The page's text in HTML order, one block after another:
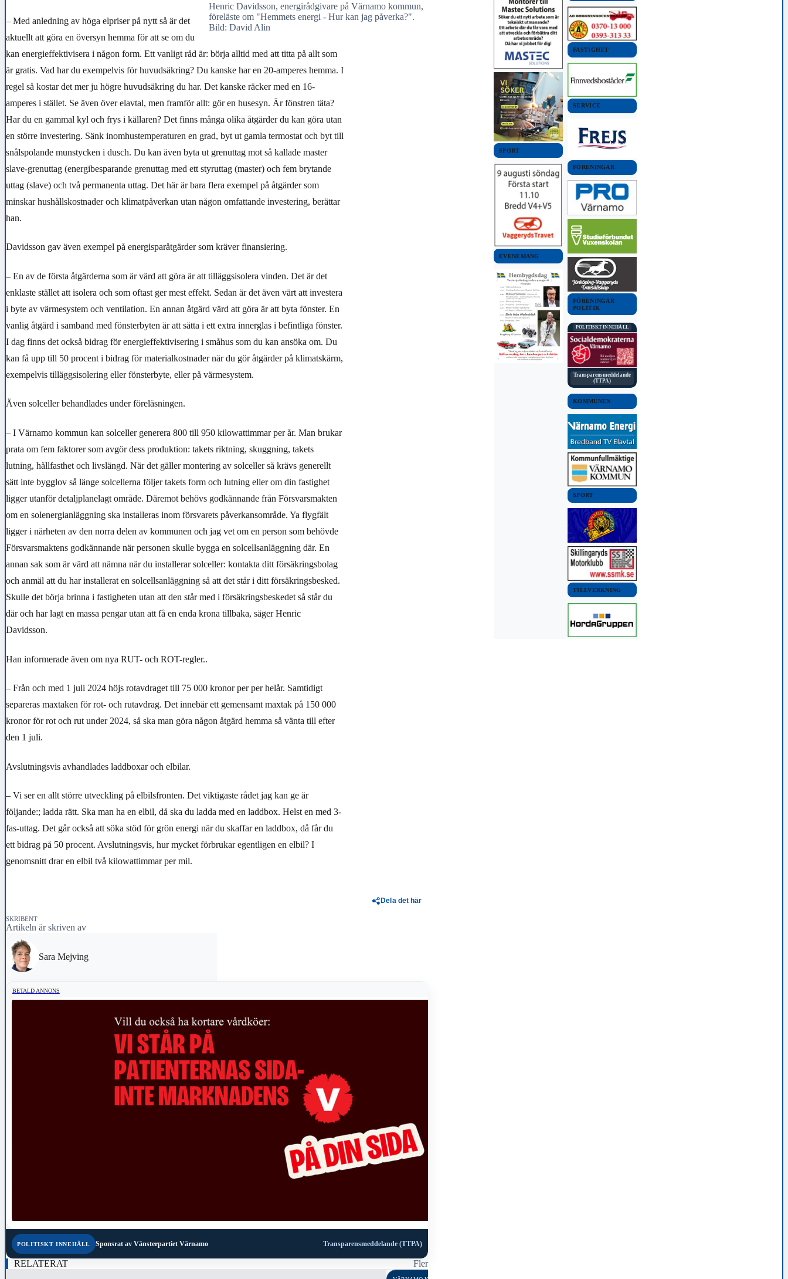
Henric Davidsson, energirådgivare på Värnamo kommun,
föreläste om "Hemmets energi - Hur kan jag påverka?".
Bild: David Alin
– Med anledning av höga elpriser på nytt så är det
aktuellt att göra en översyn hemma för att se om du
kan energieffektivisera i någon form. Ett vanligt råd är: börja alltid med att titta på allt som
är gratis. Vad har du exempelvis för huvudsäkring? Du kanske har en 20-amperes hemma. I
regel så kostar det mer ju högre huvudsäkring du har. Det kanske räcker med en 16-
amperes i stället. Se även över elavtal, men framför allt: gör en husesyn. Är fönstren täta?
Har du en gammal kyl och frys i källaren? Det finns många olika åtgärder du kan göra utan
en större investering. Sänk inomhustemperaturen en grad, byt ut gamla termostat och byt till
snålspolande munstycken i dusch. Du kan även byta ut grenuttag mot så kallade master
slave-grenuttag (energibesparande grenuttag med ett styruttag (master) och fem brytande
uttag (slave) och två permanenta uttag. Det här är bara flera exempel på åtgärder som
minskar hushållskostnader och klimatpåverkan utan någon omfattande investering, berättar
han.
Davidsson gav även exempel på energisparåtgärder som kräver finansiering.
– En av de första åtgärderna som är värd att göra är att tilläggsisolera vinden. Det är det
enklaste stället att isolera och som oftast ger mest effekt. Sedan är det även värt att investera
i byte av värmesystem och ventilation. En annan åtgärd värd att göra är att byta fönster. En
vanlig åtgärd i samband med fönsterbyten är att sätta i ett extra innerglas i befintliga fönster.
I dag finns det också bidrag för energieffektivisering i småhus som du kan ansöka om. Du
kan få upp till 50 procent i bidrag för materialkostnader när du gör åtgärder på klimatskärm,
exempelvis tilläggsisolering eller fönsterbyte, eller på värmesystem.
Även solceller behandlades under föreläsningen.
– I Värnamo kommun kan solceller generera 800 till 950 kilowattimmar per år. Man brukar
prata om fem faktorer som avgör dess produktion: takets riktning, skuggning, takets
lutning, hållfasthet och livslängd. När det gäller montering av solceller så krävs generellt
sätt inte bygglov så länge solcellerna följer takets form och lutning eller om din fastighet
ligger utanför detaljplanelagt område. Däremot behövs godkännande från Försvarsmakten
om en solenergianläggning ska installeras inom försvarets påverkansområde. Ya flygfält
ligger i närheten av den norra delen av kommunen och jag vet om en person som behövde
Försvarsmaktens godkännande när personen skulle bygga en solcellsanläggning där. En
annan sak som är värd att nämna när du installerar solceller: kontakta ditt försäkringsbolag
och anmäl att du har installerat en solcellsanläggning så att det står i ditt försäkringsbesked.
Skulle det börja brinna i fastigheten utan att den står med i försäkringsbeskedet så står du
där och har lagt en massa pengar utan att få en enda krona tillbaka, säger Henric
Davidsson.
Han informerade även om nya RUT- och ROT-regler..
– Från och med 1 juli 2024 höjs rotavdraget till 75 000 kronor per per helår. Samtidigt
separeras maxtaken för rot- och rutavdrag. Det innebär ett gemensamt maxtak på 150 000
kronor för rot och rut under 2024, så ska man göra någon åtgärd hemma så vänta till efter
den 1 juli.
Avslutningsvis avhandlades laddboxar och elbilar.
– Vi ser en allt större utveckling på elbilsfronten. Det viktigaste rådet jag kan ge är
följande:; ladda rätt. Ska man ha en elbil, då ska du ladda med en laddbox. Helst en med 3-
fas-uttag. Det går också att söka stöd för grön energi när du skaffar en laddbox, då får du
ett bidrag på 50 procent. Avslutningsvis, hur mycket förbrukar egentligen en elbil? I
genomsnitt drar en elbil två kilowattimmar per mil.
Dela det här
SKRIBENT
Artikeln är skriven av
Sara Mejving
BETALD ANNONS
POLITISKT INNEHÅLL Sponsrat av Vänsterpartiet Värnamo Transparensmeddelande (TTPA)
RELATERAT Fler
SPORT
EVENEMANG
FASTIGHET
SERVICE
FÖRENINGAR
FÖRENINGAR
POLITIK
POLITISKT INNEHÅLL
Transparensmeddelande
(TTPA)
KOMMUNEN
SPORT
TILLVERKNING